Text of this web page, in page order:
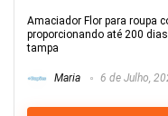
Amaciador Flor para roupa
proporcionando até 200
tampa
Maria 6 de Julho,